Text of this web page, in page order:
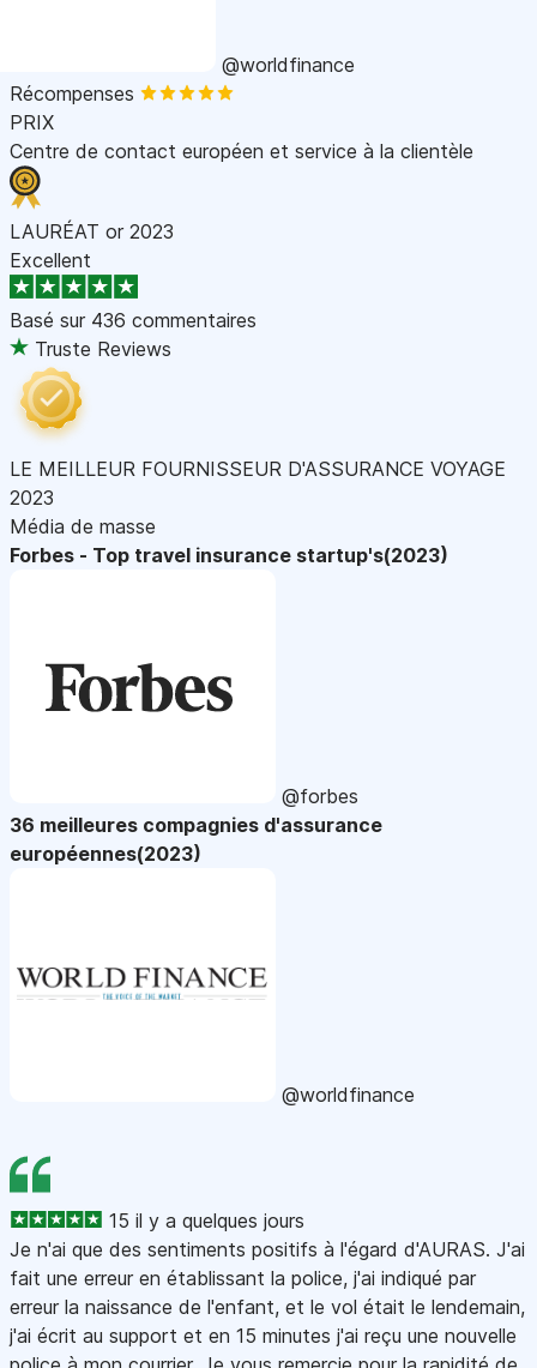
@worldfinance
Récompenses
PRIX
Centre de contact européen et service à la clientèle
LAURÉAT or 2023
Excellent
Basé sur 436 commentaires
Truste Reviews
LE MEILLEUR FOURNISSEUR D'ASSURANCE VOYAGE
2023
Média de masse
Forbes - Top travel insurance startup's(2023)
@forbes
36 meilleures compagnies d'assurance
européennes(2023)
@worldfinance
15 il y a quelques jours
Je n'ai que des sentiments positifs à l'égard d'AURAS. J'ai
fait une erreur en établissant la police, j'ai indiqué par
erreur la naissance de l'enfant, et le vol était le lendemain,
j'ai écrit au support et en 15 minutes j'ai reçu une nouvelle